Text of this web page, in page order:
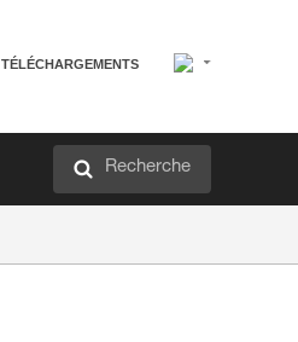
TÉLÉCHARGEMENTS
Recherche